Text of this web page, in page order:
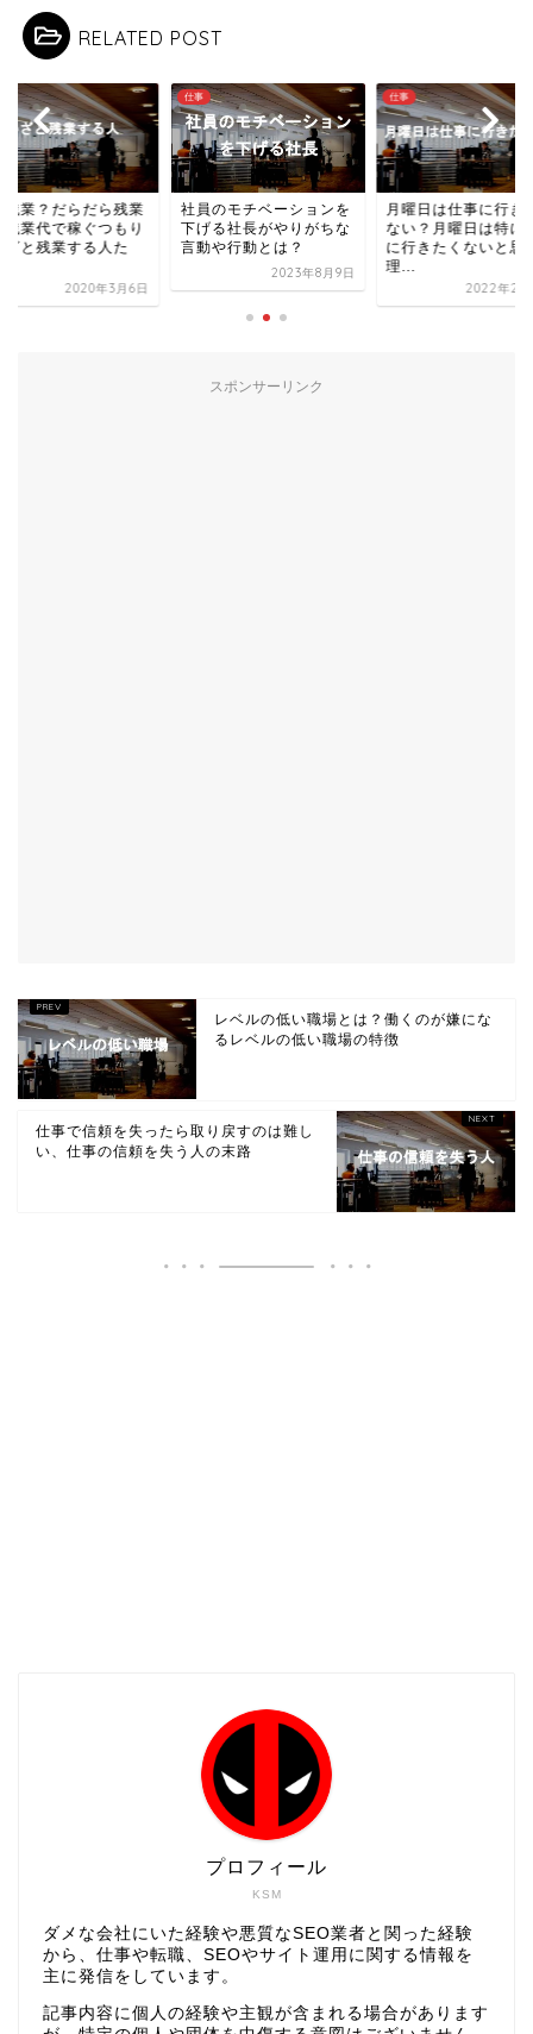
RELATED POST
残業？だらだら残業
残業代で稼ぐつもり
ざと残業する人た
2020年3月6日
仕事
社員のモチベーションを
下げる社長がやりがちな
言動や行動とは？
2023年8月9日
仕事
月曜日は仕事に行き
ない？月曜日は特に
に行きたくないと思
理...
2022年2
スポンサーリンク
レベルの低い職場とは？働くのが嫌にな
るレベルの低い職場の特徴
仕事で信頼を失ったら取り戻すのは難し
い、仕事の信頼を失う人の末路
KSM
プロフィール
ダメな会社にいた経験や悪質なSEO業者と関った経験
から、仕事や転職、SEOやサイト運用に関する情報を
主に発信をしています。
記事内容に個人の経験や主観が含まれる場合があります